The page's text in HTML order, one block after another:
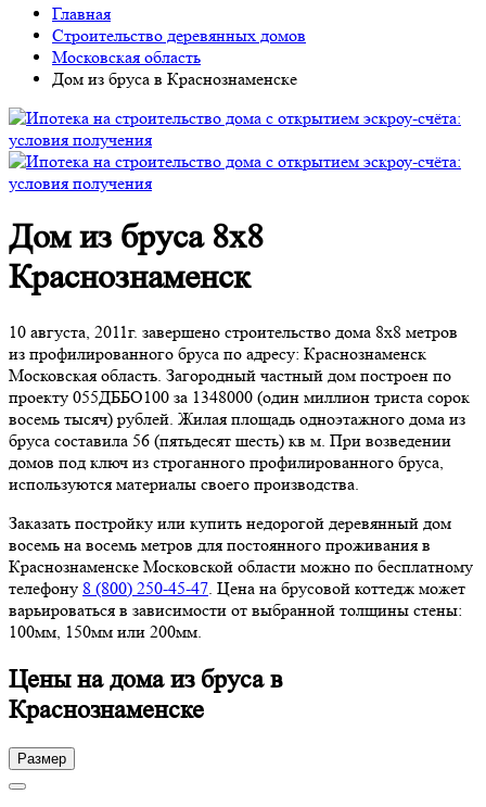
Главная
Строительство деревянных домов
Московская область
Дом из бруса в Краснознаменске
Дом из бруса 8х8
Краснознаменск
10 августа, 2011г. завершено строительство дома 8х8 метров
из профилированного бруса по адресу: Краснознаменск
Московская область. Загородный частный дом построен по
проекту 055ДББО100 за 1348000 (один миллион триста сорок
восемь тысяч) рублей. Жилая площадь одноэтажного дома из
бруса составила 56 (пятьдесят шесть) кв м. При возведении
домов под ключ из строганного профилированного бруса,
используются материалы своего производства.
Заказать постройку или купить недорогой деревянный дом
восемь на восемь метров для постоянного проживания в
Краснознаменске Московской области можно по бесплатному
телефону 8 (800) 250-45-47. Цена на брусовой коттедж может
варьироваться в зависимости от выбранной толщины стены:
100мм, 150мм или 200мм.
Цены на дома из бруса в
Краснознаменске
Размер